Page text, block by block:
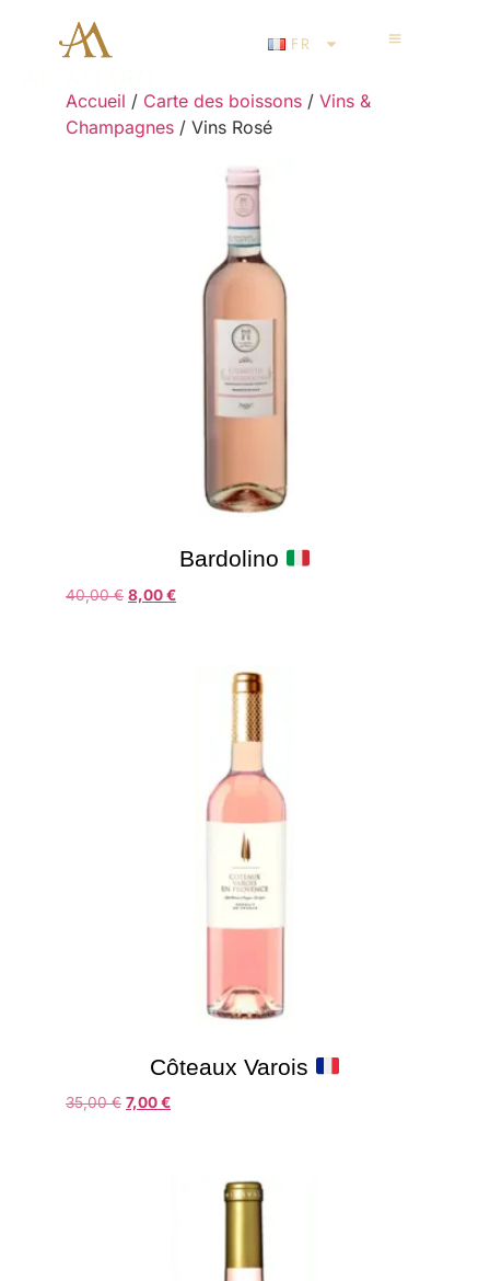
FR
Accueil / Carte des boissons / Vins &
Champagnes / Vins Rosé
Bardolino
40,00€ 8,00€
Côteaux Varois
35,00€ 7,00€